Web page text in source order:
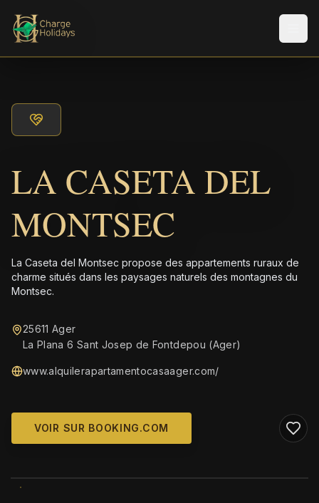
LA CASETA DEL
MONTSEC
La Caseta del Montsec propose des appartements ruraux de
charme situés dans les paysages naturels des montagnes du
Montsec.
25611 Ager
La Plana 6 Sant Josep de Fontdepou (Ager)
www.alquilerapartamentocasaager.com/
VOIR SUR BOOKING.COM